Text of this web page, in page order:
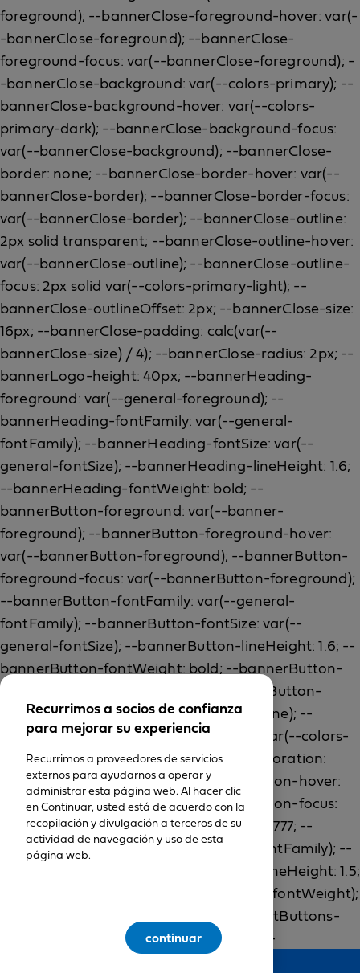
Recurrimos a socios de confianza
para mejorar su experiencia
Recurrimos a proveedores de servicios
externos para ayudarnos a operar y
administrar esta página web. Al hacer clic
en Continuar, usted está de acuerdo con la
recopilación y divulgación a terceros de su
actividad de navegación y uso de esta
página web.
continuar